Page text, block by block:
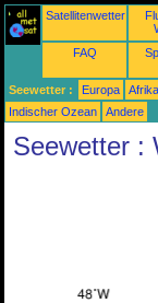
Satellitenwetter
FAQ
Seewetter : Europa Afrika
Indischer Ozean
Andere
Seewetter :